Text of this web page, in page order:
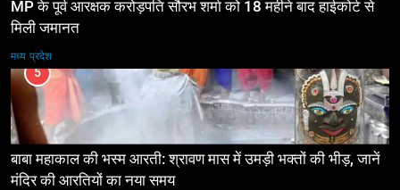
MP के पूर्व आरक्षक करोड़पति सौरभ शर्मा को 18 महीने बाद हाईकोर्ट से
मिली जमानत
मध्य प्रदेश
5
बाबा महाकाल की भस्म आरती: श्रावण मास में उमड़ी भक्तों की भीड़, जानें
मंदिर की आरतियों का नया समय